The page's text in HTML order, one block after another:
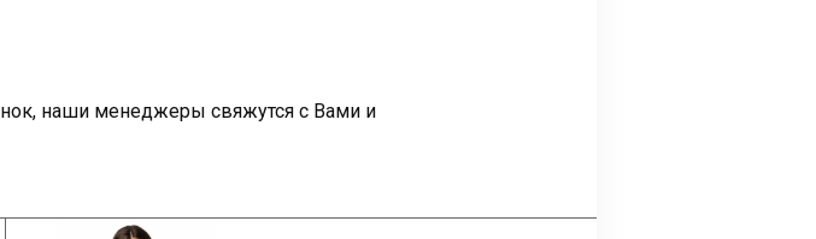
наши менеджеры свяжутся с Вами и